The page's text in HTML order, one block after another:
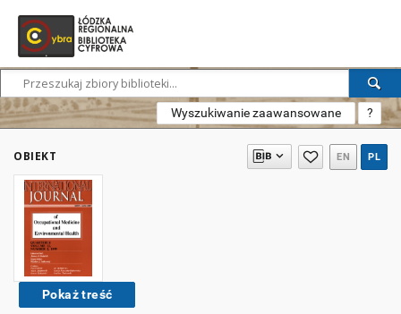
Wyszukiwanie zaawansowane ?
OBIEKT EN PL
Pokaż treść